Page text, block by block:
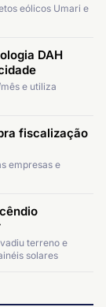
eólicos Umari e
DAH
e utiliza
fiscalização
empresas e
terreno e
solares